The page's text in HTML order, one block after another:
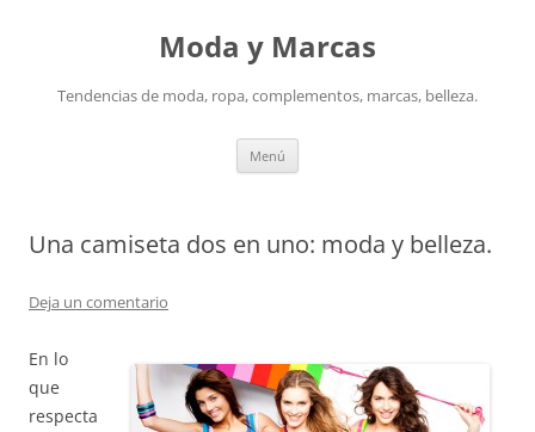
Moda y Marcas
Tendencias de moda, ropa, complementos, marcas, belleza.
Menú
Una camiseta dos en uno: moda y belleza.
Deja un comentario
En lo
que
respecta